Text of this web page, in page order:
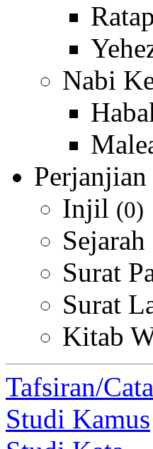
Nabi
Injil (0)
Surat
Surat
Kitab
Tafsiran/
Studi Kamus